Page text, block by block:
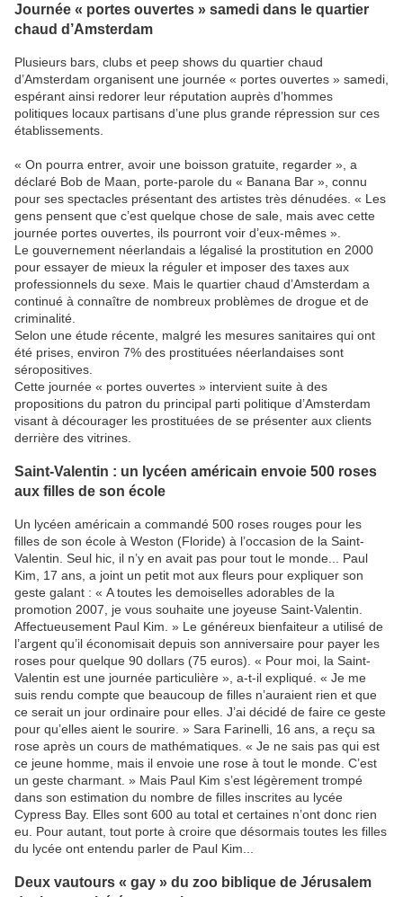
Journée « portes ouvertes » samedi dans le quartier
chaud d’Amsterdam
Plusieurs bars, clubs et peep shows du quartier chaud
d’Amsterdam organisent une journée « portes ouvertes » samedi,
espérant ainsi redorer leur réputation auprès d’hommes
politiques locaux partisans d’une plus grande répression sur ces
établissements.
« On pourra entrer, avoir une boisson gratuite, regarder », a
déclaré Bob de Maan, porte-parole du « Banana Bar », connu
pour ses spectacles présentant des artistes très dénudées. « Les
gens pensent que c’est quelque chose de sale, mais avec cette
journée portes ouvertes, ils pourront voir d’eux-mêmes ».
Le gouvernement néerlandais a légalisé la prostitution en 2000
pour essayer de mieux la réguler et imposer des taxes aux
professionnels du sexe. Mais le quartier chaud d’Amsterdam a
continué à connaître de nombreux problèmes de drogue et de
criminalité.
Selon une étude récente, malgré les mesures sanitaires qui ont
été prises, environ 7% des prostituées néerlandaises sont
séropositives.
Cette journée « portes ouvertes » intervient suite à des
propositions du patron du principal parti politique d’Amsterdam
visant à décourager les prostituées de se présenter aux clients
derrière des vitrines.
Saint-Valentin : un lycéen américain envoie 500 roses
aux filles de son école
Un lycéen américain a commandé 500 roses rouges pour les
filles de son école à Weston (Floride) à l’occasion de la Saint-
Valentin. Seul hic, il n’y en avait pas pour tout le monde... Paul
Kim, 17 ans, a joint un petit mot aux fleurs pour expliquer son
geste galant : « A toutes les demoiselles adorables de la
promotion 2007, je vous souhaite une joyeuse Saint-Valentin.
Affectueusement Paul Kim. » Le généreux bienfaiteur a utilisé de
l’argent qu’il économisait depuis son anniversaire pour payer les
roses pour quelque 90 dollars (75 euros). « Pour moi, la Saint-
Valentin est une journée particulière », a-t-il expliqué. « Je me
suis rendu compte que beaucoup de filles n’auraient rien et que
ce serait un jour ordinaire pour elles. J’ai décidé de faire ce geste
pour qu’elles aient le sourire. » Sara Farinelli, 16 ans, a reçu sa
rose après un cours de mathématiques. « Je ne sais pas qui est
ce jeune homme, mais il envoie une rose à tout le monde. C’est
un geste charmant. » Mais Paul Kim s’est légèrement trompé
dans son estimation du nombre de filles inscrites au lycée
Cypress Bay. Elles sont 600 au total et certaines n’ont donc rien
eu. Pour autant, tout porte à croire que désormais toutes les filles
du lycée ont entendu parler de Paul Kim...
Deux vautours « gay » du zoo biblique de Jérusalem